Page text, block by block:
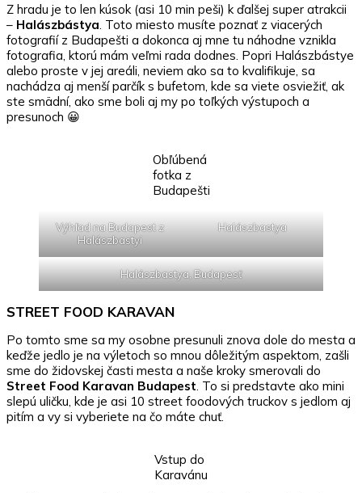
Z hradu je to len kúsok (asi 10 min peši) k ďalšej super atrakcii
– Halászbástya . Toto miesto musíte poznať z viacerých
fotografií z Budapešti a dokonca aj mne tu náhodne vznikla
fotografia, ktorú mám veľmi rada dodnes. Popri Halászbástye
alebo proste v jej areáli, neviem ako sa to kvalifikuje, sa
nachádza aj menší parčík s bufetom, kde sa viete osviežiť, ak
ste smädní, ako sme boli aj my po toľkých výstupoch a
presunoch 😀
Obľúbená
fotka z
Budapešti
Výhľad na Budapest z
Halászbastyi
Halászbastya
Halászbastya, Budapesť
STREET FOOD KARAVAN
Po tomto sme sa my osobne presunuli znova dole do mesta a
keďže jedlo je na výletoch so mnou dôležitým aspektom, zašli
sme do židovskej časti mesta a naše kroky smerovali do
Street Food Karavan Budapest . To si predstavte ako mini
slepú uličku, kde je asi 10 street foodových truckov s jedlom aj
pitím a vy si vyberiete na čo máte chuť.
Vstup do
Karavánu